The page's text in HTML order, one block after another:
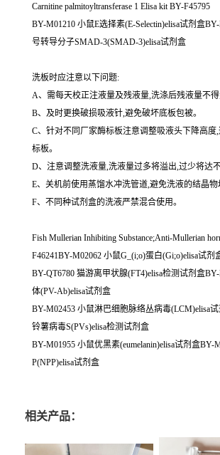
Carnitine palmitoyltransferase 1 Elisa kit BY-F45795
BY-M01210 小鼠E选择素(E-Selectin)elisa试剂盒
号转导分子SMAD-3(SMAD-3)elisa试剂盒
洗板时应注意以下问题:
A、需每天校正注液量及残液量,洗涤后残液量不得
B、及时更换破损吸液针,避免破坏底板包被。
C、针对不同厂家酶标板注意调整吸液头下降高度
标板。
D、注意调整洗液量,洗液量过多将溢出,过少将达
E、关机前使用蒸馏水冲洗管道,避免洗液的结晶物
F、不同种试剂盒的洗液严禁混合使用。
Fish Mullerian Inhibiting Substance;Anti-Mullerian
F46241BY-M02062 小鼠G_(i;o)蛋白(Gi;o)elisa试剂
BY-QT6780 猫游离甲状腺(FT4)elisa检测试剂盒
体(PV-Ab)elisa试剂盒
BY-M02453 小鼠淋巴细胞脉络丛病毒(LCM)elisa
铃薯病毒S(PVs)elisa检测试剂盒
BY-M01955 小鼠优黑素(eumelanin)elisa试剂盒BY-
P(NPP)elisa试剂盒
相关产品：